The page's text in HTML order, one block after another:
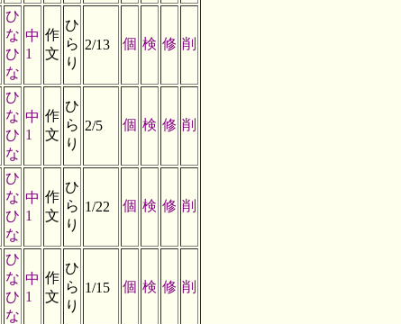
ひ
な
ひ
な
中
1
作
文
ひ
ら
り
2/13 個 検 修 削
ひ
な
ひ
な
中
1
作
文
ひ
ら
り
2/5 個 検 修 削
ひ
な
ひ
な
中
1
作
文
ひ
ら
り
1/22 個 検 修 削
ひ
な
ひ
な
中
1
作
文
ひ
ら
り
1/15 個 検 修 削